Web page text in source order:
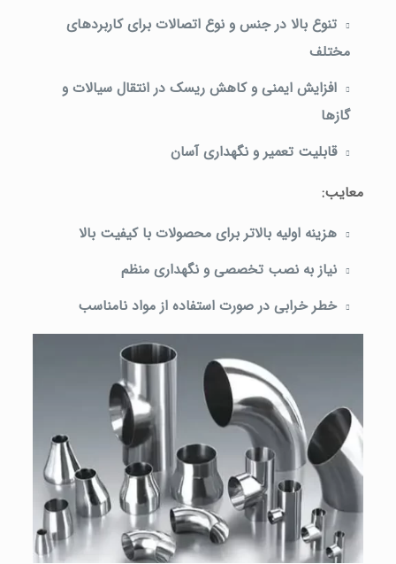
تنوع بالا در جنس و نوع اتصالات برای کاربردهای
مختلف
افزایش ایمنی و کاهش ریسک در انتقال سیالات و
گازها
قابلیت تعمیر و نگهداری آسان
معایب:
هزینه اولیه بالاتر برای محصولات با کیفیت بالا
نیاز به نصب تخصصی و نگهداری منظم
خطر خرابی در صورت استفاده از مواد نامناسب